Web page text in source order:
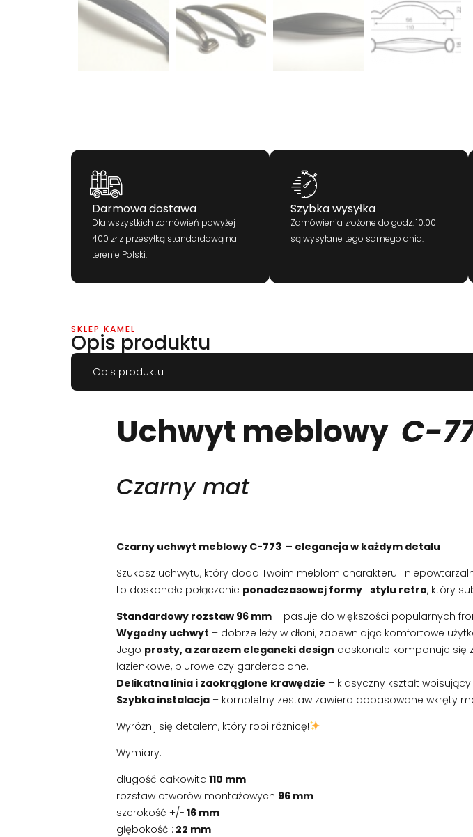
Darmowa dostawa
Dla wszystkich zamówień powyżej
400 zł z przesyłką standardową na
terenie Polski.
Szybka wysyłka
Zamówienia złożone do godz. 10:00
są wysyłane tego samego dnia.
SKLEP KAMEL
Opis produktu
Opis produktu
Uchwyt meblowy C-
Czarny mat
Czarny uchwyt meblowy C-773 – elegancja w każdym detalu
Szukasz uchwytu, który doda Twoim meblom charakteru i
to doskonałe połączenie ponadczasowej formy i stylu retro, który
Standardowy rozstaw 96 mm – pasuje do większości popularnych
Wygodny uchwyt – dobrze leży w dłoni, zapewniając komfortowe
Jego prosty, a zarazem elegancki design doskonale komponuje się
łazienkowe, biurowe czy garderobiane.
Delikatna linia i zaokrąglone krawędzie – klasyczny kształt
Szybka instalacja – kompletny zestaw zawiera dopasowane wkręty
Wyróżnij się detalem, który robi różnicę!
Wymiary:
długość całkowita 110 mm
rozstaw otworów montażowych 96 mm
szerokość +/- 16 mm
głębokość : 22 mm